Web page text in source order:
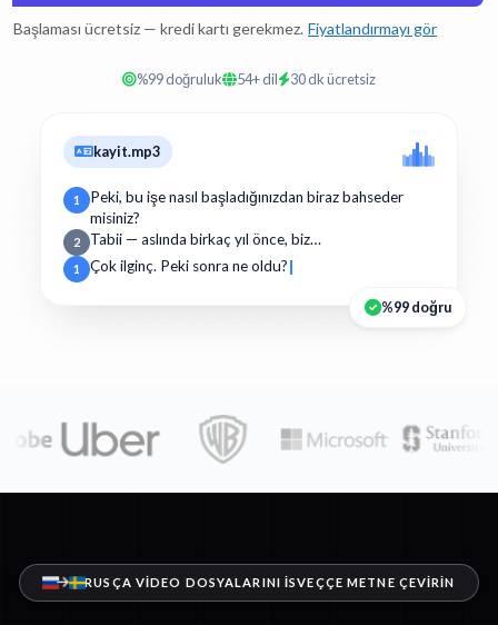
Başlaması ücretsiz — kredi kartı gerekmez. Fiyatlandırmayı gör
%99 doğruluk 54+ dil 30 dk ücretsiz
kayit.mp3
1
Peki, bu işe nasıl başladığınızdan biraz bahseder
misiniz?
2 Tabii — aslında birkaç yıl önce, biz…
1 Çok ilginç. Peki sonra ne oldu?
%99 doğru
RUSÇA VIDEO DOSYALARINI İSVEÇÇE METNE ÇEVIRIN